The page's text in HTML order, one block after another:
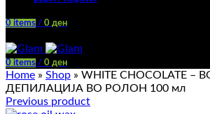
0 items / 0 ден
0 items / 0 ден
Home » Shop » WHITE CHOCOLATE –
ДЕПИЛАЦИЈА ВО РОЛОН 100 мл
Previous product